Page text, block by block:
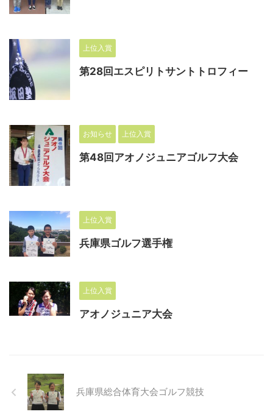
上位入賞
第28回エスピリトサントトロフィー
お知らせ 上位入賞
第48回アオノジュニアゴルフ大会
上位入賞
兵庫県ゴルフ選手権
上位入賞
アオノジュニア大会
兵庫県総合体育大会ゴルフ競技